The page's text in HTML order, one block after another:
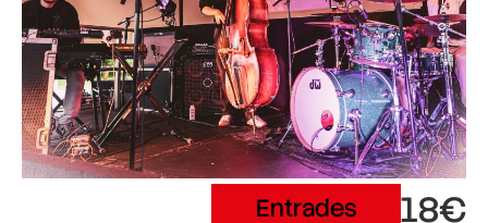
Entrades 18€